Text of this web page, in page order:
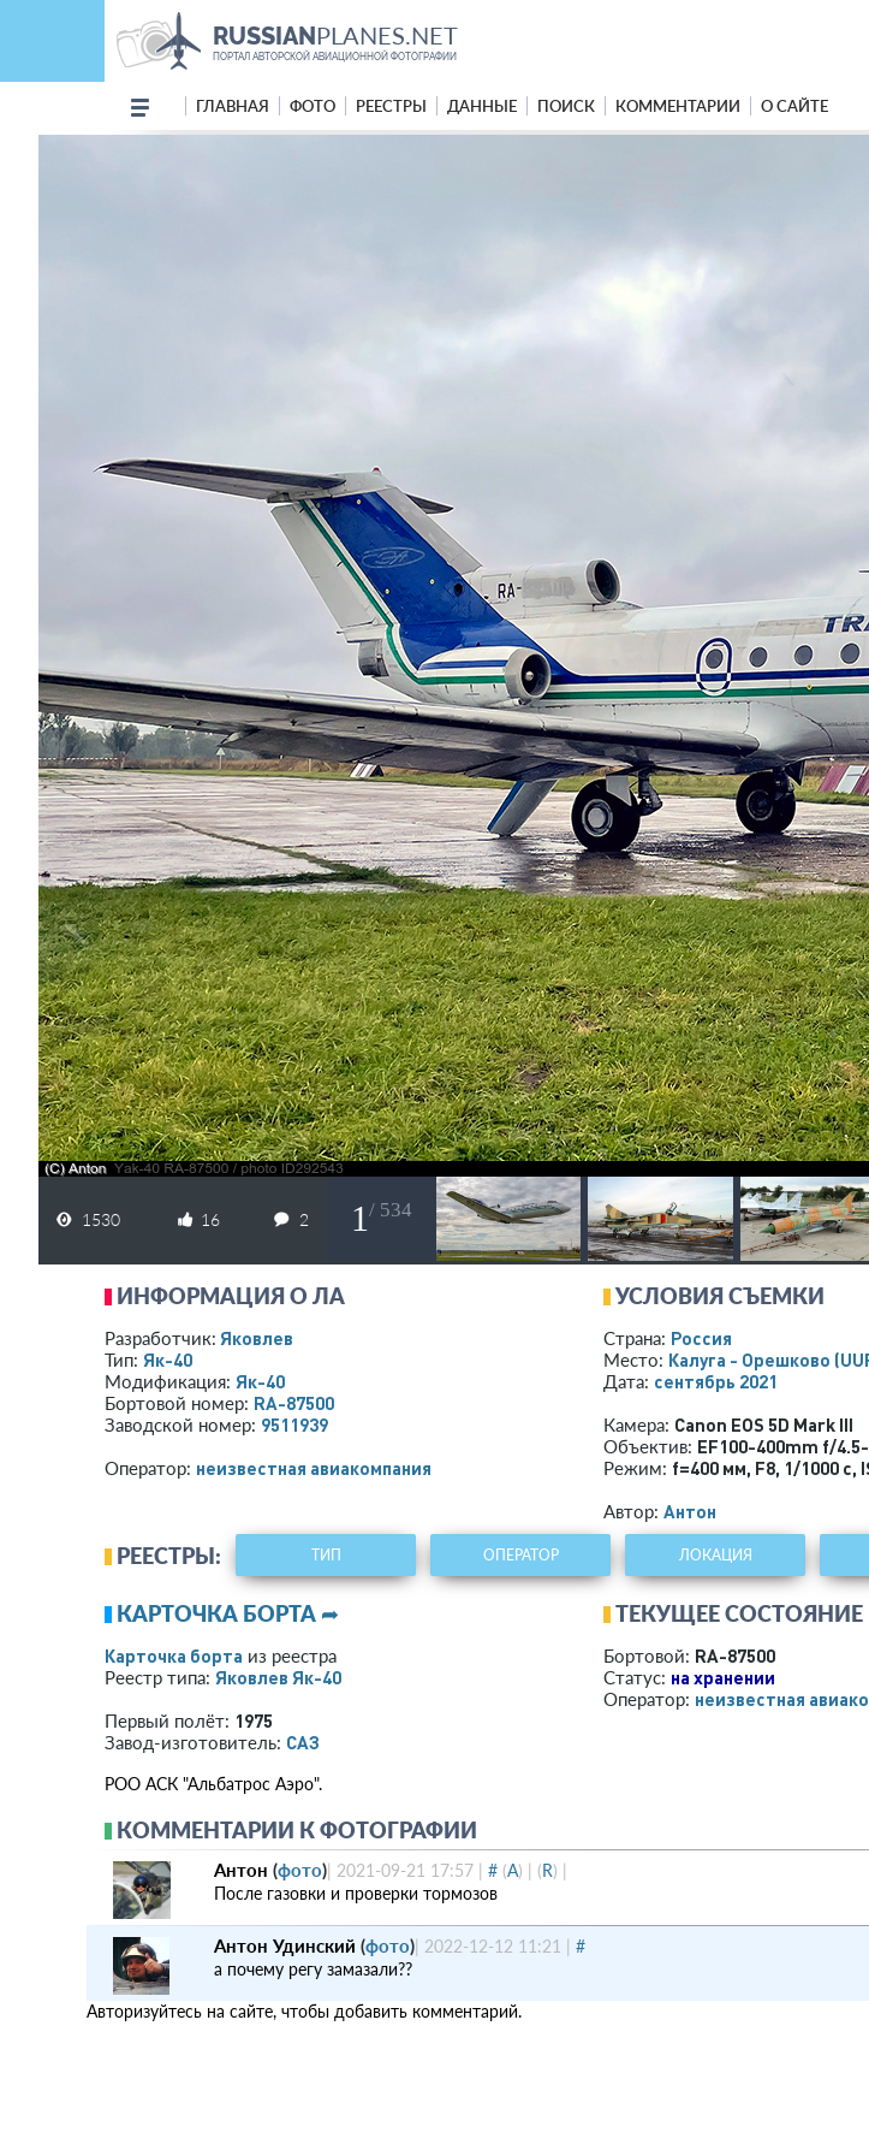
RUSSIANPLANES.NET
ПОРТАЛ АВТОРСКОЙ АВИАЦИОННОЙ ФОТОГРАФИИ
ГЛАВНАЯ ФОТО РЕЕСТРЫ ДАННЫЕ ПОИСК КОММЕНТАРИИ О САЙТЕ
1530 16 2 1 / 534
ИНФОРМАЦИЯ О ЛА
Разработчик: Яковлев
Тип: Як-40
Модификация: Як-40
Бортовой номер: RA-87500
Заводской номер: 9511939
Оператор: ­неизвестная авиакомпания­
УСЛОВИЯ СЪЕМКИ
Страна: Россия
Место: Калуга - Орешково
Дата: сентябрь 2021
Камера: Canon EOS 5D Mark III
Объектив: EF100-400mm f/4.5-
Режим: f=400 мм, F8, 1/1000 с,
Автор: Антон
РЕЕСТРЫ: ТИП ОПЕРАТОР ЛОКАЦИЯ
КАРТОЧКА БОРТА ➦
Карточка борта из реестра
Реестр типа: Яковлев Як-40
Первый полёт: 1975
Завод-изготовитель: САЗ
ТЕКУЩЕЕ СОСТОЯНИЕ
Бортовой: RA-87500
Статус: на хранении
Оператор: ­неизвестная
РОО АСК "Альбатрос Аэро".
КОММЕНТАРИИ К ФОТОГРАФИИ
Антон (фото)| 2021-09-21 17:57 | # (A) | (R) |
После газовки и проверки тормозов
Антон Удинский (фото)| 2022-12-12 11:21 | #
а почему регу замазали??
Авторизуйтесь на сайте, чтобы добавить комментарий.